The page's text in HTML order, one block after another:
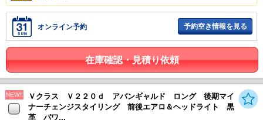
オンライン予約 予約空き情報を見る
在庫確認・見積り依頼
NEW!!
Ｖクラス Ｖ２２０ｄ アバンギャルド ロング 後期マイ
ナーチェンジスタイリング 前後エアロ＆ヘッドライト 黒
革 パワ...